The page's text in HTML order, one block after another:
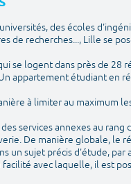
des écoles
de recherches..., Lille se
se logent dans près de 28
appartement étudiant en
à limiter au maximum
services annexes au rang
De manière globale, le
un sujet précis d'étude,
avec laquelle, il est